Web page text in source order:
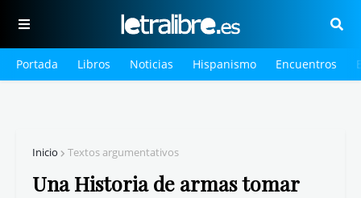
Portada Libros Noticias Hispanismo Encuentros
Inicio Textos argumentativos
Una Historia de armas tomar